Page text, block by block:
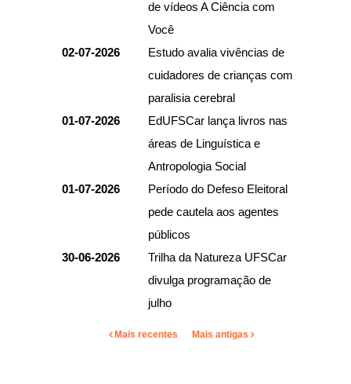
de vídeos A Ciência com
Você
02-07-2026
Estudo avalia vivências de
cuidadores de crianças com
paralisia cerebral
01-07-2026
EdUFSCar lança livros nas
áreas de Linguística e
Antropologia Social
01-07-2026
Período do Defeso Eleitoral
pede cautela aos agentes
públicos
30-06-2026
Trilha da Natureza UFSCar
divulga programação de
julho
Mais recentes Mais antigas